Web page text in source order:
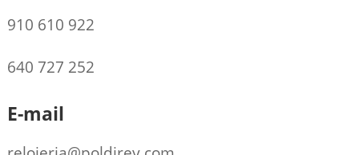
910 610 922
640 727 252
E-mail